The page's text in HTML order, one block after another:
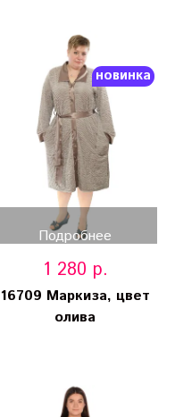
Подробнее
новинка
1 280 р.
16709 Маркиза, цвет
олива